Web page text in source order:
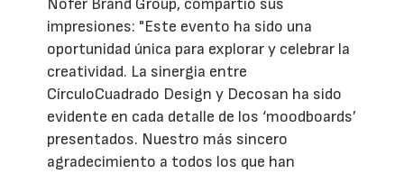
Nofer Brand Group, compartió sus
impresiones: "Este evento ha sido una
oportunidad única para explorar y celebrar la
creatividad. La sinergia entre
CírculoCuadrado Design y Decosan ha sido
evidente en cada detalle de los ‘moodboards’
presentados. Nuestro más sincero
agradecimiento a todos los que han